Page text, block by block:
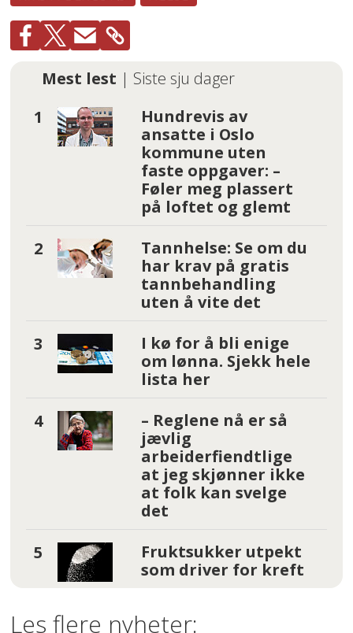
Mest lest | Siste sju dager
Hundrevis av
ansatte i Oslo
kommune uten
faste oppgaver: –
Føler meg plassert
på loftet og glemt
Tannhelse: Se om du
har krav på gratis
tannbehandling
uten å vite det
I kø for å bli enige
om lønna. Sjekk hele
lista her
– Reglene nå er så
jævlig
arbeiderfiendtlige
at jeg skjønner ikke
at folk kan svelge
det
Fruktsukker utpekt
som driver for kreft
Les flere nyheter: